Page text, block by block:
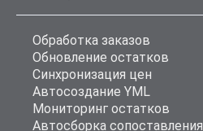
Обработка заказов
Обновление остатков
Синхронизация цен
Автосоздание YML
Мониторинг остатков
Автосборка сопоставления